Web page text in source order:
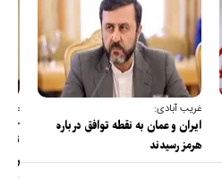
غریب آبادی:
ایران و عمان به نقطه توافق درباره
هرمز رسیدند
عضو
را